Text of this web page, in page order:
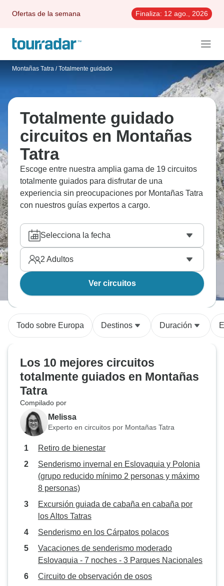
Ofertas de la semana Finaliza: 12 ago., 2026
Montañas Tatra / Totalmente guidado
Totalmente guidado
circuitos en Montañas
Tatra
Escoge entre nuestra amplia gama de 19 circuitos
totalmente guiados para disfrutar de una
experiencia sin preocupaciones por Montañas Tatra
con nuestros guías expertos a cargo.
Selecciona la fecha
2 Adultos
Ver circuitos
Todo sobre Europa Destinos Duración
Los 10 mejores circuitos
totalmente guiados en Montañas
Tatra
Compilado por
Melissa
Experto en circuitos por Montañas Tatra
Retiro de bienestar
Senderismo invernal en Eslovaquia y Polonia
(grupo reducido mínimo 2 personas y máximo
8 personas)
Excursión guiada de cabaña en cabaña por
los Altos Tatras
Senderismo en los Cárpatos polacos
Vacaciones de senderismo moderado
Eslovaquia - 7 noches - 3 Parques Nacionales
Circuito de observación de osos